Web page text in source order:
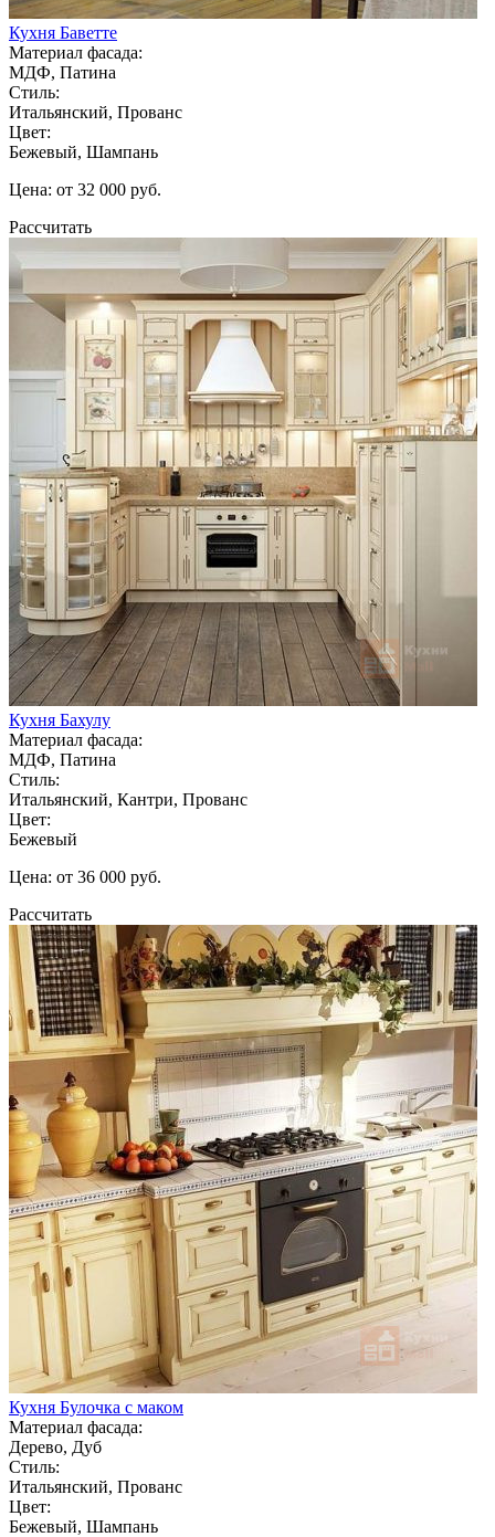
Кухня Баветте
Материал фасада:
МДФ, Патина
Стиль:
Итальянский, Прованс
Цвет:
Бежевый, Шампань
Цена: от 32 000 руб.
Рассчитать
Кухня Бахулу
Материал фасада:
МДФ, Патина
Стиль:
Итальянский, Кантри, Прованс
Цвет:
Бежевый
Цена: от 36 000 руб.
Рассчитать
Кухня Булочка с маком
Материал фасада:
Дерево, Дуб
Стиль:
Итальянский, Прованс
Цвет:
Бежевый, Шампань